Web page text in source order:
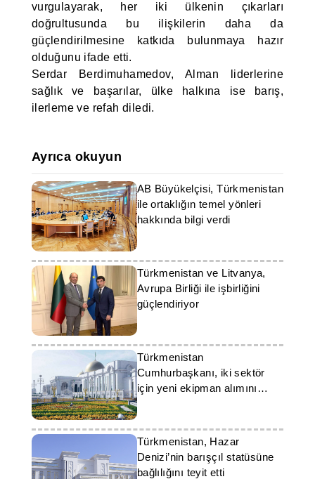
vurgulayarak, her iki ülkenin çıkarları
doğrultusunda bu ilişkilerin daha da
güçlendirilmesine katkıda bulunmaya hazır
olduğunu ifade etti.
Serdar Berdimuhamedov, Alman liderlerine
sağlık ve başarılar, ülke halkına ise barış,
ilerleme ve refah diledi.
Ayrıca okuyun
AB Büyükelçisi, Türkmenistan
ile ortaklığın temel yönleri
hakkında bilgi verdi
Türkmenistan ve Litvanya,
Avrupa Birliği ile işbirliğini
güçlendiriyor
Türkmenistan
Cumhurbaşkanı, iki sektör
için yeni ekipman alımını
onayladı
Türkmenistan, Hazar
Denizi’nin barışçıl statüsüne
bağlılığını teyit etti